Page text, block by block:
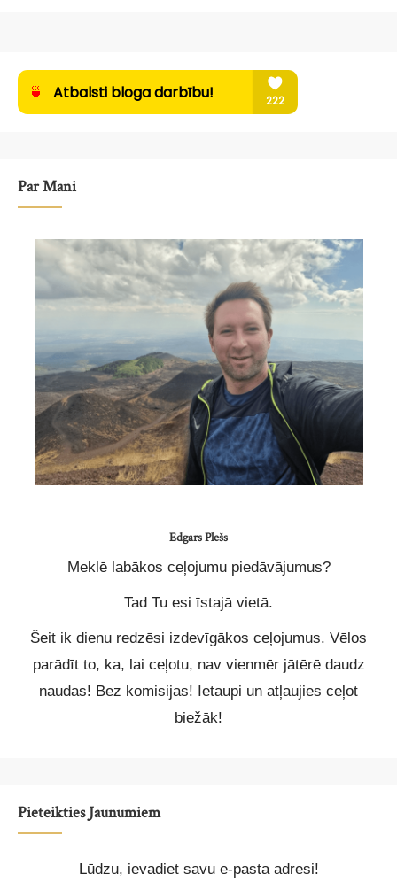
Par Mani
Edgars Plešs
Meklē labākos ceļojumu piedāvājumus?
Tad Tu esi īstajā vietā.
Šeit ik dienu redzēsi izdevīgākos ceļojumus. Vēlos
parādīt to, ka, lai ceļotu, nav vienmēr jātērē daudz
naudas! Bez komisijas! Ietaupi un atļaujies ceļot
biežāk!
Pieteikties Jaunumiem
Lūdzu, ievadiet savu e-pasta adresi!